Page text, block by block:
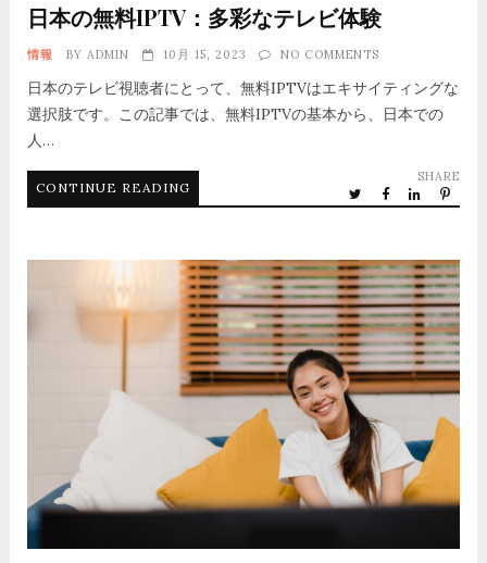
日本の無料IPTV：多彩なテレビ体験
情報 BY ADMIN 10月 15, 2023 NO COMMENTS
日本のテレビ視聴者にとって、無料IPTVはエキサイティングな
選択肢です。この記事では、無料IPTVの基本から、日本での
人…
CONTINUE READING
SHARE